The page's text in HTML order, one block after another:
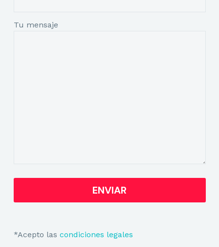
Tu mensaje
*Acepto las condiciones legales